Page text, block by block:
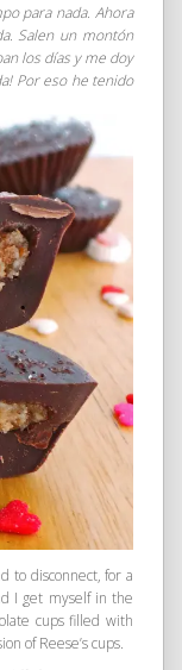
para nada. Ahora
Salen un montón
los días y me doy
Por eso he tenido
to disconnect, for a
I get myself in the
cups filled with
of Reese’s cups.